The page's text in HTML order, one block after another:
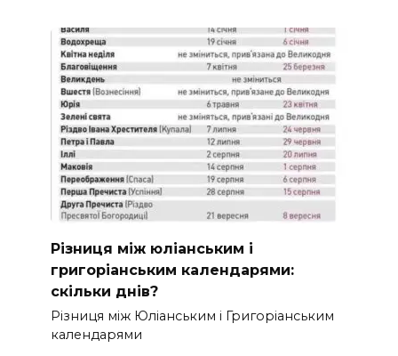
Різниця між юліанським і
григоріанським календарями:
скільки днів?
Різниця між Юліанським і Григоріанським
календарями